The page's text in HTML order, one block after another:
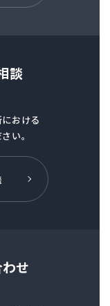
談
おける
い。
せ